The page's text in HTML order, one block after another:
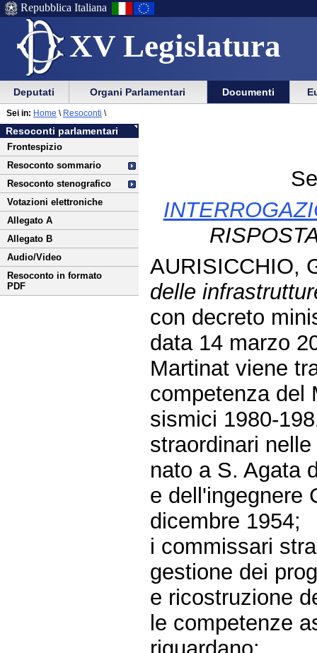
XV Legislatura
Menu
di
ausilio
alla
navigazione
Vai
Menu
di
navigazione
principale
Repubblica Italiana
Menu
di
navigazione
principale
Vai
menu
di
sezione
Deputati Organi Parlamentari Documenti
Vai
al
contenuto
Resoconti parlamentari
Frontespizio
Resoconto sommario
Resoconto stenografico
Votazioni elettroniche
Allegato A
Allegato B
Audio/Video
Resoconto in formato
PDF
Sei in: Home \ Resoconti \
AURISICCHIO,
delle
con decreto
data 14 marzo
Martinat viene
competenza del
sismici 1980-
straordinari
nato a S. Agata
e dell'ingegnere
dicembre 1954;
i commissari
gestione dei
e ricostruzione
le competenze